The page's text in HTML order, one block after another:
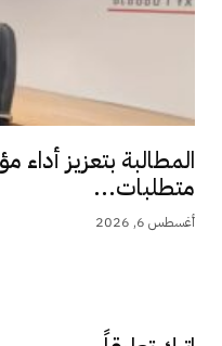
المطالبة بتعزيز
متطلبات...
أغسطس 6, 2026